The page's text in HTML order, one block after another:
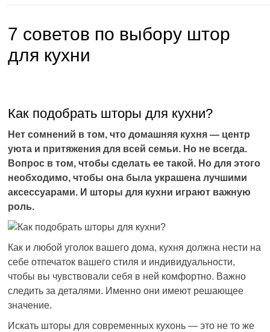
7 советов по выбору штор
для кухни
Как подобрать шторы для кухни?
Нет сомнений в том, что домашняя кухня — центр
уюта и притяжения для всей семьи. Но не всегда.
Вопрос в том, чтобы сделать ее такой. Но для этого
необходимо, чтобы она была украшена лучшими
аксессуарами. И шторы для кухни играют важную
роль.
Как и любой уголок вашего дома, кухня должна нести на
себе отпечаток вашего стиля и индивидуальности,
чтобы вы чувствовали себя в ней комфортно. Важно
следить за деталями. Именно они имеют решающее
значение.
Искать шторы для современных кухонь — это не то же